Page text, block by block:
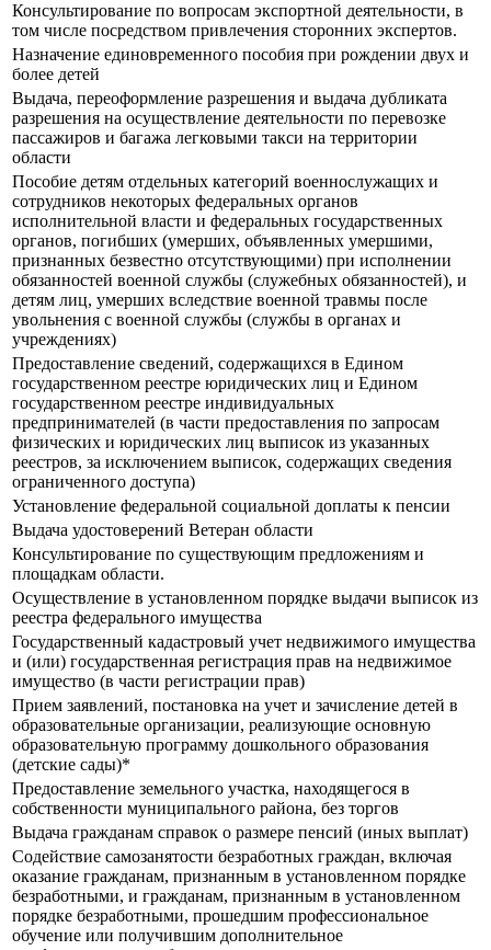
Консультирование по вопросам экспортной деятельности, в
том числе посредством привлечения сторонних экспертов.
Назначение единовременного пособия при рождении двух и
более детей
Выдача, переоформление разрешения и выдача дубликата
разрешения на осуществление деятельности по перевозке
пассажиров и багажа легковыми такси на территории
области
Пособие детям отдельных категорий военнослужащих и
сотрудников некоторых федеральных органов
исполнительной власти и федеральных государственных
органов, погибших (умерших, объявленных умершими,
признанных безвестно отсутствующими) при исполнении
обязанностей военной службы (служебных обязанностей), и
детям лиц, умерших вследствие военной травмы после
увольнения с военной службы (службы в органах и
учреждениях)
Предоставление сведений, содержащихся в Едином
государственном реестре юридических лиц и Едином
государственном реестре индивидуальных
предпринимателей (в части предоставления по запросам
физических и юридических лиц выписок из указанных
реестров, за исключением выписок, содержащих сведения
ограниченного доступа)
Установление федеральной социальной доплаты к пенсии
Выдача удостоверений Ветеран области
Консультирование по существующим предложениям и
площадкам области.
Осуществление в установленном порядке выдачи выписок из
реестра федерального имущества
Государственный кадастровый учет недвижимого имущества
и (или) государственная регистрация прав на недвижимое
имущество (в части регистрации прав)
Прием заявлений, постановка на учет и зачисление детей в
образовательные организации, реализующие основную
образовательную программу дошкольного образования
(детские сады)*
Предоставление земельного участка, находящегося в
собственности муниципального района, без торгов
Выдача гражданам справок о размере пенсий (иных выплат)
Содействие самозанятости безработных граждан, включая
оказание гражданам, признанным в установленном порядке
безработными, и гражданам, признанным в установленном
порядке безработными, прошедшим профессиональное
обучение или получившим дополнительное